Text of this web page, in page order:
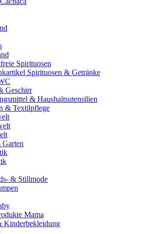
Spirituosen
Spirituosen & Getränke
Geschirr
& Haushaltsutensilien
& Textilpflege
Garten
& Stillmode
Mama
Kinderbekleidung